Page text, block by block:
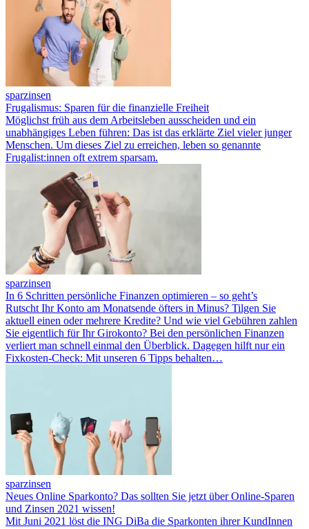
sparzinsen
Frugalismus: Sparen für die finanzielle Freiheit
Möglichst früh aus dem Arbeitsleben ausscheiden und ein
unabhängiges Leben führen: Das ist das erklärte Ziel vieler junger
Menschen. Um dieses Ziel zu erreichen, leben so genannte
Frugalist:innen oft extrem sparsam.
sparzinsen
In 6 Schritten persönliche Finanzen optimieren – so geht’s
Rutscht Ihr Konto am Monatsende öfters in Minus? Tilgen Sie
aktuell einen oder mehrere Kredite? Und wie viel Gebühren zahlen
Sie eigentlich für Ihr Girokonto? Bei den persönlichen Finanzen
verliert man schnell einmal den Überblick. Dagegen hilft nur ein
Fixkosten-Check: Mit unseren 6 Tipps behalten…
sparzinsen
Neues Online Sparkonto? Das sollten Sie jetzt über Online-Sparen
und Zinsen 2021 wissen!
Mit Juni 2021 löst die ING DiBa die Sparkonten ihrer KundInnen